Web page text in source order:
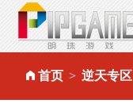
首页 逆天专区